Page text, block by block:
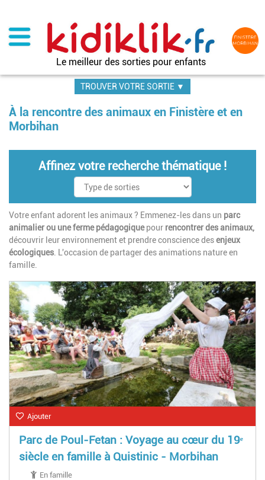
contenu
principal
Le meilleur des sorties pour enfants
TROUVER VOTRE SORTIE ▼
À la rencontre des animaux en Finistère et en
Morbihan
Affinez votre recherche thématique !
Votre enfant adorent les animaux ? Emmenez-les dans un parc
animalier ou une ferme pédagogiquepour rencontrer des animaux,
découvrir leur environnement et prendre conscience desenjeux
écologiques. L'occasion de partager des animations nature en
famille.
Ajouter
Parc de Poul-Fetan : Voyage au cœur du 19ᵉ
siècle en famille à Quistinic - Morbihan
En famille